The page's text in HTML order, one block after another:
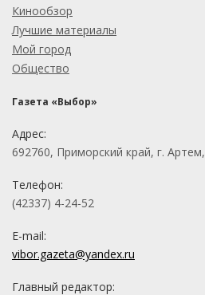
Кинообзор
Лучшие материалы
Мой город
Общество
Газета «Выбор»
Адрес:
692760, Приморский край, г.
Телефон:
(42337) 4-24-52
E-mail:
vibor.gazeta@yandex.ru
Главный редактор: